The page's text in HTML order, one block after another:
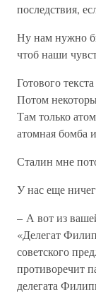
последствия,
Ну нам нужно
чтоб наши
Готового
Потом
Там только
атомная бомба
Сталин мне
У нас еще
– А вот из
«Делегат
советского
противоречит
делегата